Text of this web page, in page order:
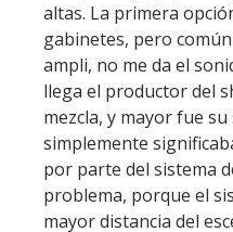
altas. La primera
gabinetes, pero
ampli, no me da el
llega el productor del
mezcla, y mayor fue
simplemente
por parte del sistema
problema, porque el
mayor distancia del